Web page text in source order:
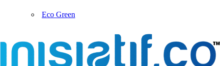
Eco Green